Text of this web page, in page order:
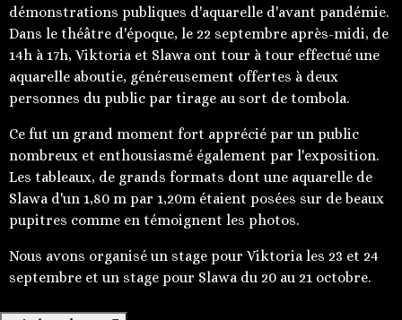
démonstrations publiques d'aquarelle d'avant pandémie.
Dans le théâtre d'époque, le 22 septembre après-midi, de
14h à 17h, Viktoria et Slawa ont tour à tour effectué une
aquarelle aboutie, généreusement offertes à deux
personnes du public par tirage au sort de tombola.
Ce fut un grand moment fort apprécié par un public
nombreux et enthousiasmé également par l'exposition.
Les tableaux, de grands formats dont une aquarelle de
Slawa d'un 1,80 m par 1,20m étaient posées sur de beaux
pupitres comme en témoignent les photos.
Nous avons organisé un stage pour Viktoria les 23 et 24
septembre et un stage pour Slawa du 20 au 21 octobre.